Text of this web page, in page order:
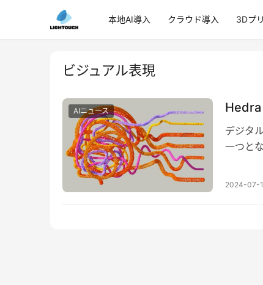
本地AI導入 クラウド導入 3Dプ
ビジュアル表現
AIニュース Hedra
デジタ
一つと
2024-07-